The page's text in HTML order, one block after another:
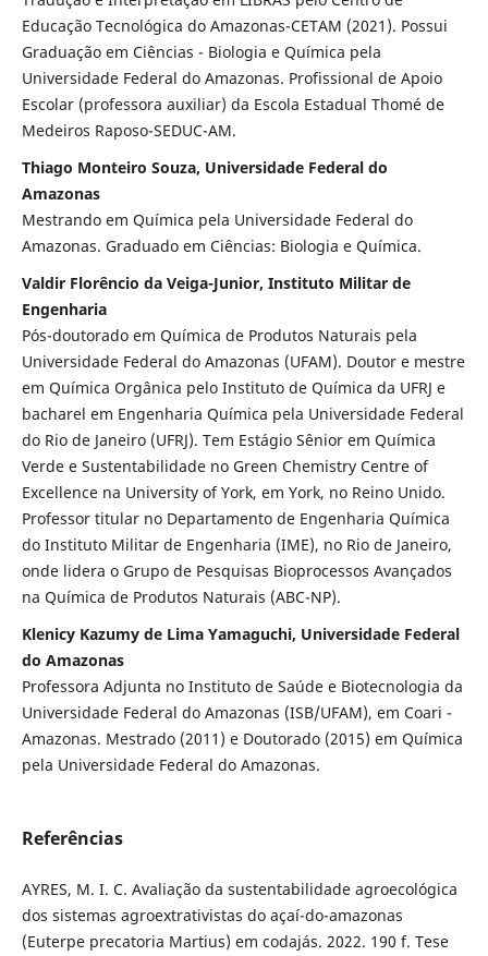
Educação Tecnológica do Amazonas-CETAM (2021). Possui
Graduação em Ciências - Biologia e Química pela
Universidade Federal do Amazonas. Profissional de Apoio
Escolar (professora auxiliar) da Escola Estadual Thomé de
Medeiros Raposo-SEDUC-AM.
Thiago Monteiro Souza, Universidade Federal do
Amazonas
Mestrando em Química pela Universidade Federal do
Amazonas. Graduado em Ciências: Biologia e Química.
Valdir Florêncio da Veiga-Junior, Instituto Militar de
Engenharia
Pós-doutorado em Química de Produtos Naturais pela
Universidade Federal do Amazonas (UFAM). Doutor e mestre
em Química Orgânica pelo Instituto de Química da UFRJ e
bacharel em Engenharia Química pela Universidade Federal
do Rio de Janeiro (UFRJ). Tem Estágio Sênior em Química
Verde e Sustentabilidade no Green Chemistry Centre of
Excellence na University of York, em York, no Reino Unido.
Professor titular no Departamento de Engenharia Química
do Instituto Militar de Engenharia (IME), no Rio de Janeiro,
onde lidera o Grupo de Pesquisas Bioprocessos Avançados
na Química de Produtos Naturais (ABC-NP).
Klenicy Kazumy de Lima Yamaguchi, Universidade Federal
do Amazonas
Professora Adjunta no Instituto de Saúde e Biotecnologia da
Universidade Federal do Amazonas (ISB/UFAM), em Coari -
Amazonas. Mestrado (2011) e Doutorado (2015) em Química
pela Universidade Federal do Amazonas.
Referências
AYRES, M. I. C. Avaliação da sustentabilidade agroecológica
dos sistemas agroextrativistas do açaí-do-amazonas
(Euterpe precatoria Martius) em codajás. 2022. 190 f. Tese